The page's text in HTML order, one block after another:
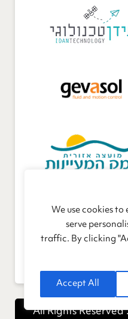
We use cookies
serve
traffic. By clicking
Accept All